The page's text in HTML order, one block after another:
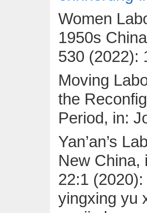
Women
1950s
530 (2022):
Moving
the
Period, in:
Yan’an’s
New China,
22:1
yingxing yu